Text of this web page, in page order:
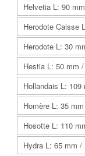
Helvetia L: 90
Herodote Caisse
Herodote L: 30
Hestia L: 50 mm
Hollandais L:
Homère L: 35
Hosotte L: 110
Hydra L: 65 mm /